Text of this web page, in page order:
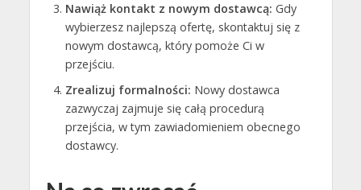
Nawiąż kontakt z nowym dostawcą: Gdy
wybierzesz najlepszą ofertę, skontaktuj się z
nowym dostawcą, który pomoże Ci w
przejściu.
Zrealizuj formalności: Nowy dostawca
zazwyczaj zajmuje się całą procedurą
przejścia, w tym zawiadomieniem obecnego
dostawcy.